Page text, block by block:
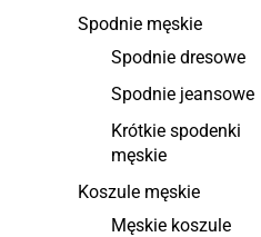
Spodnie męskie
Spodnie dresowe
Spodnie jeansowe
Krótkie spodenki
męskie
Koszule męskie
Męskie koszule